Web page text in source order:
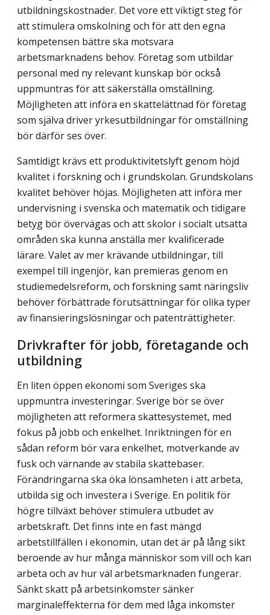
utbildningskostnader. Det vore ett viktigt steg för
att stimulera omskolning och för att den egna
kompetensen bättre ska motsvara
arbetsmarknadens behov. Företag som utbildar
personal med ny relevant kunskap bör också
uppmuntras för att säkerställa omställning.
Möjligheten att införa en skattelättnad för företag
som själva driver yrkesutbildningar för omställning
bör därför ses över.
Samtidigt krävs ett produktivitetslyft genom höjd
kvalitet i forskning och i grund­skolan. Grundskolans
kvalitet behöver höjas. Möjligheten att införa mer
undervisning i svenska och matematik och tidigare
betyg bör övervägas och att skolor i socialt utsatta
områden ska kunna anställa mer kvalificerade
lärare. Valet av mer krävande utbild­ningar, till
exempel till ingenjör, kan premieras genom en
studiemedelsreform, och forskning samt näringsliv
behöver förbättrade förutsättningar för olika typer
av finansieringslösningar och patenträttigheter.
Drivkrafter för jobb, företagande och
utbildning
En liten öppen ekonomi som Sveriges ska
uppmuntra investeringar. Sverige bör se över
möjligheten att reformera skattesystemet, med
fokus på jobb och enkelhet. Inriktningen för en
sådan reform bör vara enkelhet, motverkande av
fusk och värnande av stabila skattebaser.
Förändringarna ska öka lönsamheten i att arbeta,
utbilda sig och investera i Sverige. En politik för
högre tillväxt behöver stimulera utbudet av
arbetskraft. Det finns inte en fast mängd
arbetstillfällen i ekonomin, utan det är på lång sikt
beroende av hur många människor som vill och kan
arbeta och av hur väl arbetsmarknaden fungerar.
Sänkt skatt på arbetsinkomster sänker
marginaleffekterna för dem med låga inkomster